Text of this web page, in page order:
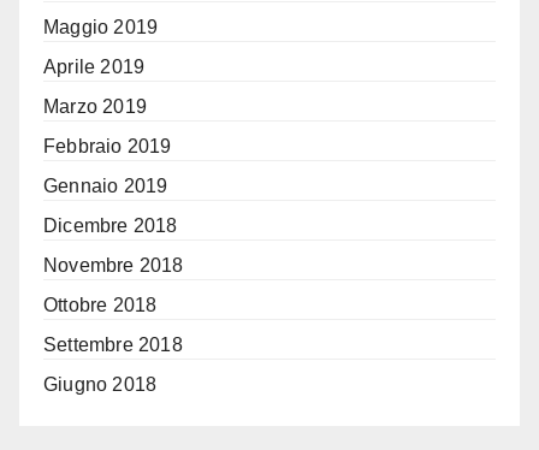
Maggio 2019
Aprile 2019
Marzo 2019
Febbraio 2019
Gennaio 2019
Dicembre 2018
Novembre 2018
Ottobre 2018
Settembre 2018
Giugno 2018